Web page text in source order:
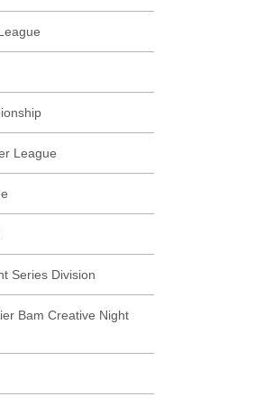
League
Series Division
Bam Creative Night